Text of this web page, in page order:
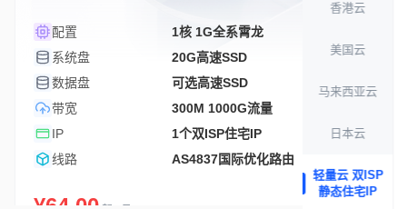
香港云
美国云
马来西亚云
日本云
轻量云 双ISP
静态住宅IP
配置
1核 1G全系霄龙
系统盘
20G高速SSD
数据盘
可选高速SSD
带宽
300M 1000G流量
IP
1个双ISP住宅IP
线路
AS4837国际优化路由